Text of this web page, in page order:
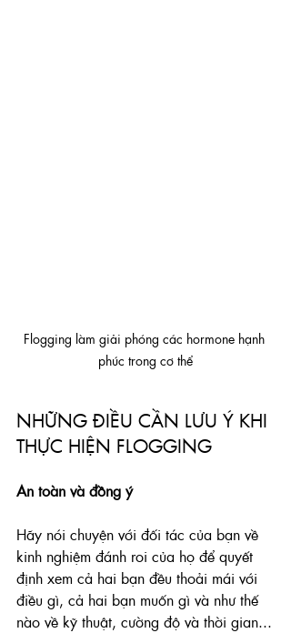
Flogging làm giải phóng các hormone hạnh
phúc trong cơ thể
NHỮNG ĐIỀU CẦN LƯU Ý KHI
THỰC HIỆN FLOGGING
An toàn và đồng ý
Hãy nói chuyện với đối tác của bạn về
kinh nghiệm đánh roi của họ để quyết
định xem cả hai bạn đều thoải mái với
điều gì, cả hai bạn muốn gì và như thế
nào về kỹ thuật, cường độ và thời gian...